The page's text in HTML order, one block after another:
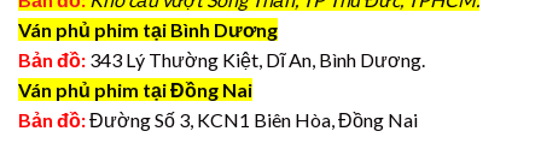
Ván phủ phim tại Bình Dương
Bản đồ: 343 Lý Thường Kiệt, Dĩ An, Bình Dương.
Ván phủ phim tại Đồng Nai
Bản đồ:Đường Số 3, KCN1 Biên Hòa, Đồng Nai